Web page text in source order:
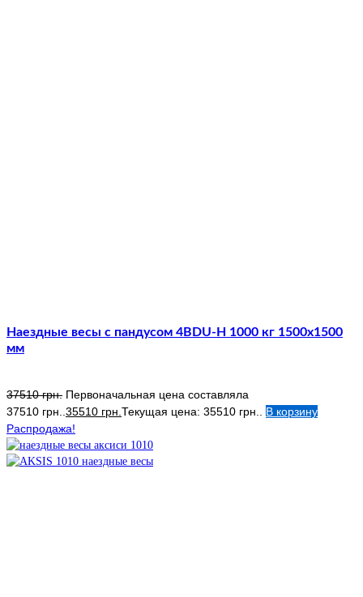
Наездные весы с пандусом 4BDU-Н 1000 кг 1500х1500
мм
37510грн. Первоначальная цена составляла
37510 грн.. 35510 грн. Текущая цена: 35510 грн..
В корзину
Распродажа!